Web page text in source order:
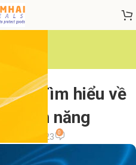
– Tìm hiểu về
tính năng
Tháng 2, 2023 0